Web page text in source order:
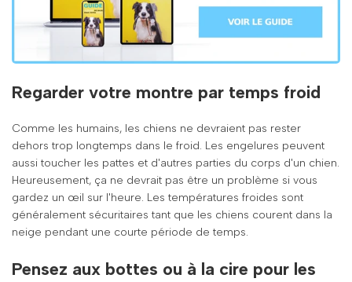
Regarder votre montre par temps froid
Comme les humains, les chiens ne devraient pas rester
dehors trop longtemps dans le froid. Les engelures peuvent
aussi toucher les pattes et d'autres parties du corps d'un chien.
Heureusement, ça ne devrait pas être un problème si vous
gardez un œil sur l'heure. Les températures froides sont
généralement sécuritaires tant que les chiens courent dans la
neige pendant une courte période de temps.
Pensez aux bottes ou à la cire pour les